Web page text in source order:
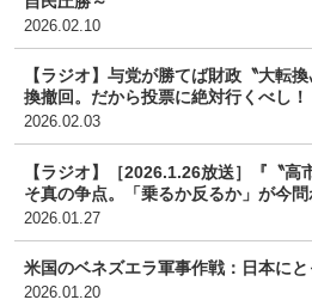
2026.02.10
【ラジオ】与党が勝てば財政〝大転
換撤回。だから投票に絶対行くべし！
2026.02.03
【ラジオ】［2026.1.26放送］『〝高
そ真の争点。「乗るか反るか」が今問
2026.01.27
米国のベネズエラ軍事作戦：日本に
2026.01.20